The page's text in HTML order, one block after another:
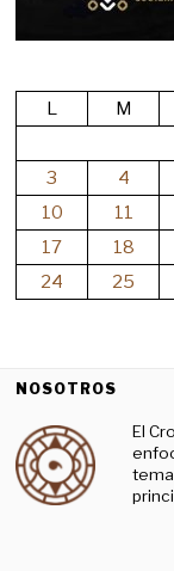
L
M
3
4
10
11
17
18
24
25
NOSOTROS
El